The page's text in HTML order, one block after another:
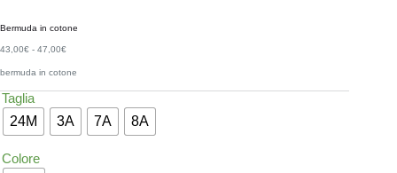
Bermuda in cotone
43,00€ - 47,00€
bermuda in cotone
Taglia
24M
3A 7A 8A
Colore